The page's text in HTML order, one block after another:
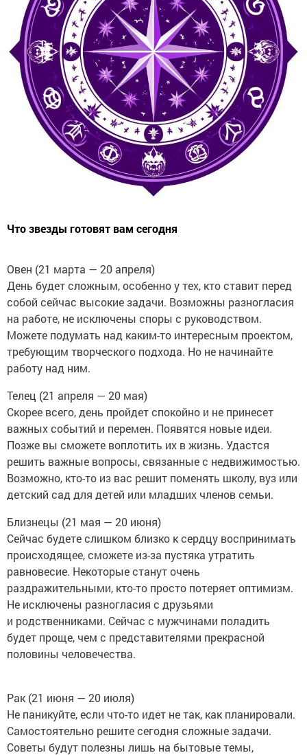
Что звезды готовят вам сегодня
Овен (21 марта — 20 апреля)
День будет сложным, особенно у тех, кто ставит перед
собой сейчас высокие задачи. Возможны разногласия
на работе, не исключены споры с руководством.
Можете подумать над каким-то интересным проектом,
требующим творческого подхода. Но не начинайте
работу над ним.
Телец (21 апреля — 20 мая)
Скорее всего, день пройдет спокойно и не принесет
важных событий и перемен. Появятся новые идеи.
Позже вы сможете воплотить их в жизнь. Удастся
решить важные вопросы, связанные с недвижимостью.
Возможно, кто-то из вас решит поменять школу, вуз или
детский сад для детей или младших членов семьи.
Близнецы (21 мая — 20 июня)
Сейчас будете слишком близко к сердцу воспринимать
происходящее, сможете из-за пустяка утратить
равновесие. Некоторые станут очень
раздражительными, кто-то просто потеряет оптимизм.
Не исключены разногласия с друзьями
и родственниками. Сейчас с мужчинами поладить
будет проще, чем с представителями прекрасной
половины человечества.
Рак (21 июня — 20 июля)
Не паникуйте, если что-то идет не так, как планировали.
Самостоятельно решите сегодня сложные задачи.
Советы будут полезны лишь на бытовые темы,